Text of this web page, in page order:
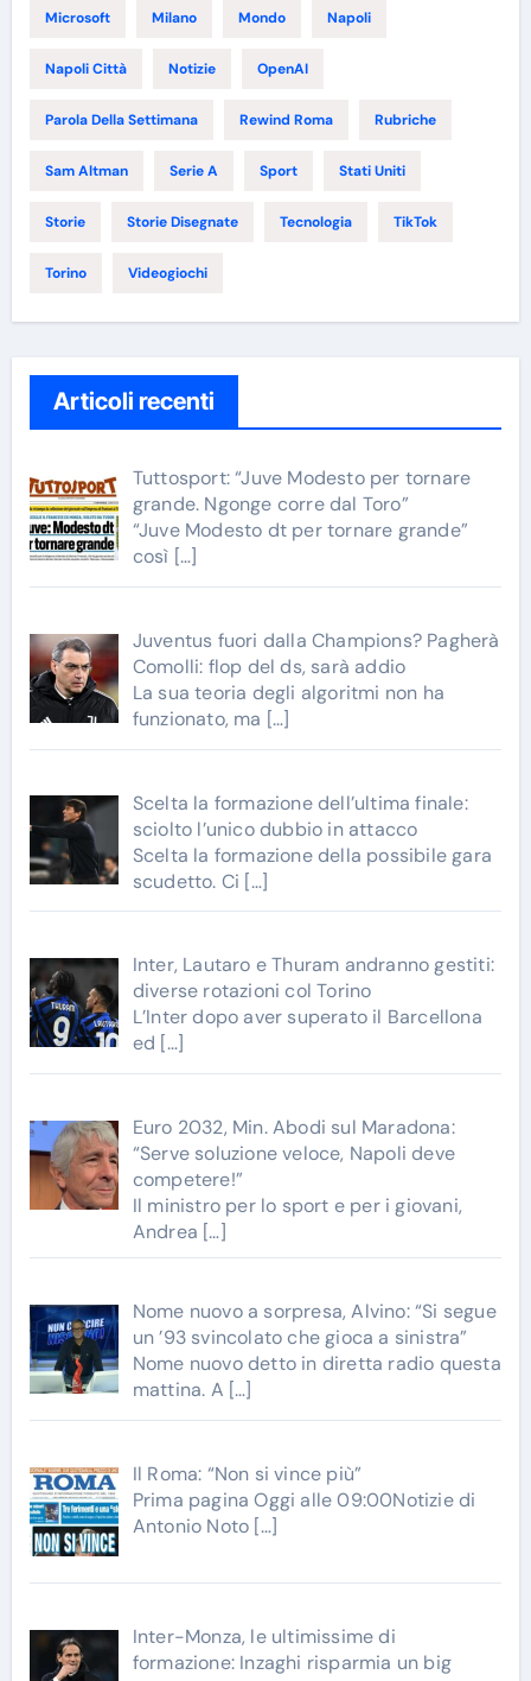
Microsoft Milano Mondo Napoli
Napoli Città Notizie OpenAI
Parola Della Settimana Rewind Roma Rubriche
Sam Altman Serie A Sport Stati Uniti
Storie Storie Disegnate Tecnologia TikTok
Torino Videogiochi
Articoli recenti
Tuttosport: “Juve Modesto per tornare
grande. Ngonge corre dal Toro”
“Juve Modesto dt per tornare grande”
così […]
Juventus fuori dalla Champions? Pagherà
Comolli: flop del ds, sarà addio
La sua teoria degli algoritmi non ha
funzionato, ma […]
Scelta la formazione dell’ultima finale:
sciolto l’unico dubbio in attacco
Scelta la formazione della possibile gara
scudetto. Ci […]
Inter, Lautaro e Thuram andranno gestiti:
diverse rotazioni col Torino
L’Inter dopo aver superato il Barcellona
ed […]
Euro 2032, Min. Abodi sul Maradona:
“Serve soluzione veloce, Napoli deve
competere!”
Il ministro per lo sport e per i giovani,
Andrea […]
Nome nuovo a sorpresa, Alvino: “Si segue
un ’93 svincolato che gioca a sinistra”
Nome nuovo detto in diretta radio questa
mattina. A […]
Il Roma: “Non si vince più”
Prima pagina Oggi alle 09:00Notizie di
Antonio Noto […]
Inter-Monza, le ultimissime di
formazione: Inzaghi risparmia un big